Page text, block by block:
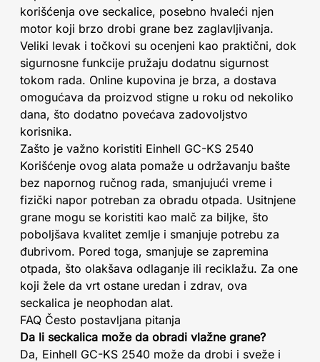
korišćenja ove seckalice, posebno hvaleći njen
motor koji brzo drobi grane bez zaglavljivanja.
Veliki levak i točkovi su ocenjeni kao praktični, dok
sigurnosne funkcije pružaju dodatnu sigurnost
tokom rada. Online kupovina je brza, a dostava
omogućava da proizvod stigne u roku od nekoliko
dana, što dodatno povećava zadovoljstvo
korisnika.
Zašto je važno koristiti Einhell GC-KS 2540
Korišćenje ovog alata pomaže u održavanju bašte
bez napornog ručnog rada, smanjujući vreme i
fizički napor potreban za obradu otpada. Usitnjene
grane mogu se koristiti kao malč za biljke, što
poboljšava kvalitet zemlje i smanjuje potrebu za
đubrivom. Pored toga, smanjuje se zapremina
otpada, što olakšava odlaganje ili reciklažu. Za one
koji žele da vrt ostane uredan i zdrav, ova
seckalica je neophodan alat.
FAQ Često postavljana pitanja
Da li seckalica može da obradi vlažne grane?
Da, Einhell GC-KS 2540 može da drobi i sveže i